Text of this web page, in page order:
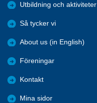
Utbildning och aktiviteter
Så tycker vi
About us (in English)
Föreningar
Kontakt
Mina sidor